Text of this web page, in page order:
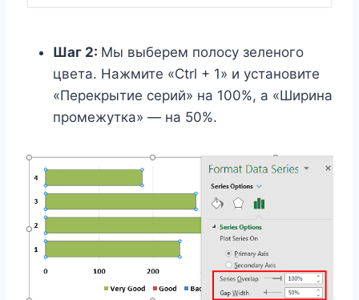
Шаг 2: Мы выберем полосу зеленого
цвета. Нажмите «Ctrl + 1» и установите
«Перекрытие серий» на 100%, а «Ширина
промежутка» — на 50%.